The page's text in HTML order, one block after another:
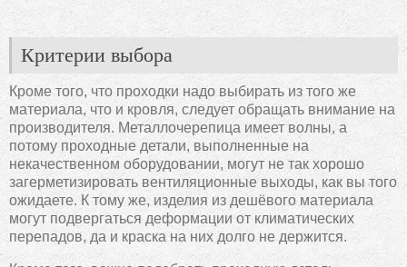
Критерии выбора
Кроме того, что проходки надо выбирать из того же
материала, что и кровля, следует обращать внимание на
производителя. Металлочерепица имеет волны, а
потому проходные детали, выполненные на
некачественном оборудовании, могут не так хорошо
загерметизировать вентиляционные выходы, как вы того
ожидаете. К тому же, изделия из дешёвого материала
могут подвергаться деформации от климатических
перепадов, да и краска на них долго не держится.